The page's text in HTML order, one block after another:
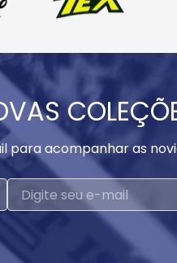
para acompanhar as